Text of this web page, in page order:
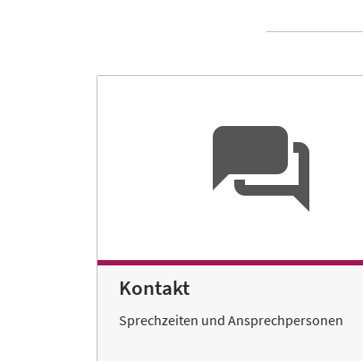
Kontakt
Sprechzeiten und Ansprechpersonen